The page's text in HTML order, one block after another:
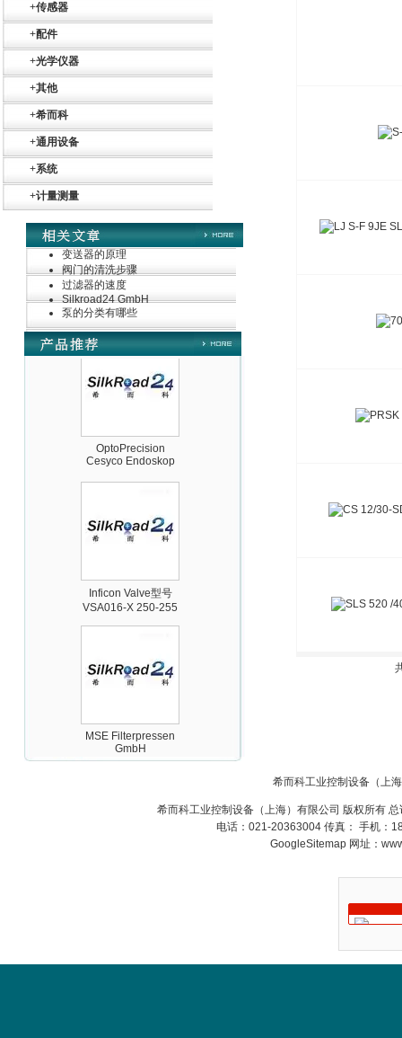
+传感器
+配件
+光学仪器
+其他
+希而科
+通用设备
+系统
+计量测量
变送器的原理
阀门的清洗步骤
过滤器的速度
Silkroad24 GmbH
泵的分类有哪些
PMA Prozess- und
Maschinen-
Automation GmbH
OptoPrecision
Cesyco Endoskop
HTO 38 内窥镜
Inficon Valve型号
VSA016-X 250-255
MSE Filterpressen
GmbH
希而科工业控制设备（上
希而科工业控制设备（上海）有限公司 版权所有
电话：021-20363004 传真： 手机：
GoogleSitemap网址：